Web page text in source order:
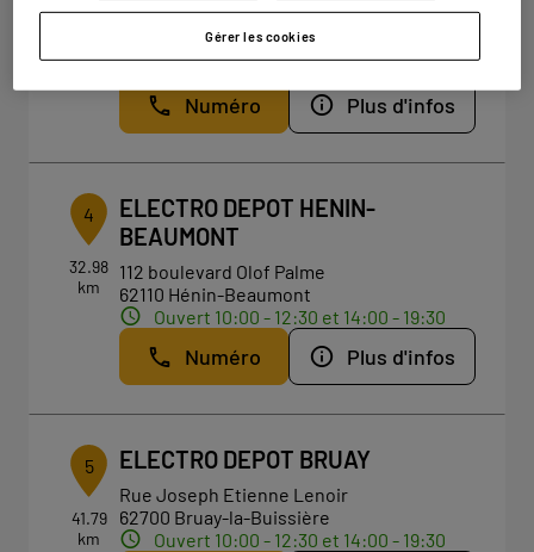
10.96 1 route de Vendeville
59155 Faches-Thumesnil
Ouvert 10:00 - 12:30 et 14:00 - 19:30
Numéro Plus d'infos
4
32.98
km
ELECTRO DEPOT HENIN-
BEAUMONT
112 boulevard Olof Palme
62110 Hénin-Beaumont
Ouvert 10:00 - 12:30 et 14:00 - 19:30
Numéro Plus d'infos
5
41.79
km
ELECTRO DEPOT BRUAY
Rue Joseph Etienne Lenoir
62700 Bruay-la-Buissière
Ouvert 10:00 - 12:30 et 14:00 - 19:30
Gérer les cookies